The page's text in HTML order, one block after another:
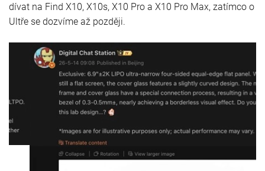
dívat na Find X10, X10s, X10 Pro a X10 Pro Max, zatímco o
Ultře se dozvíme až později.